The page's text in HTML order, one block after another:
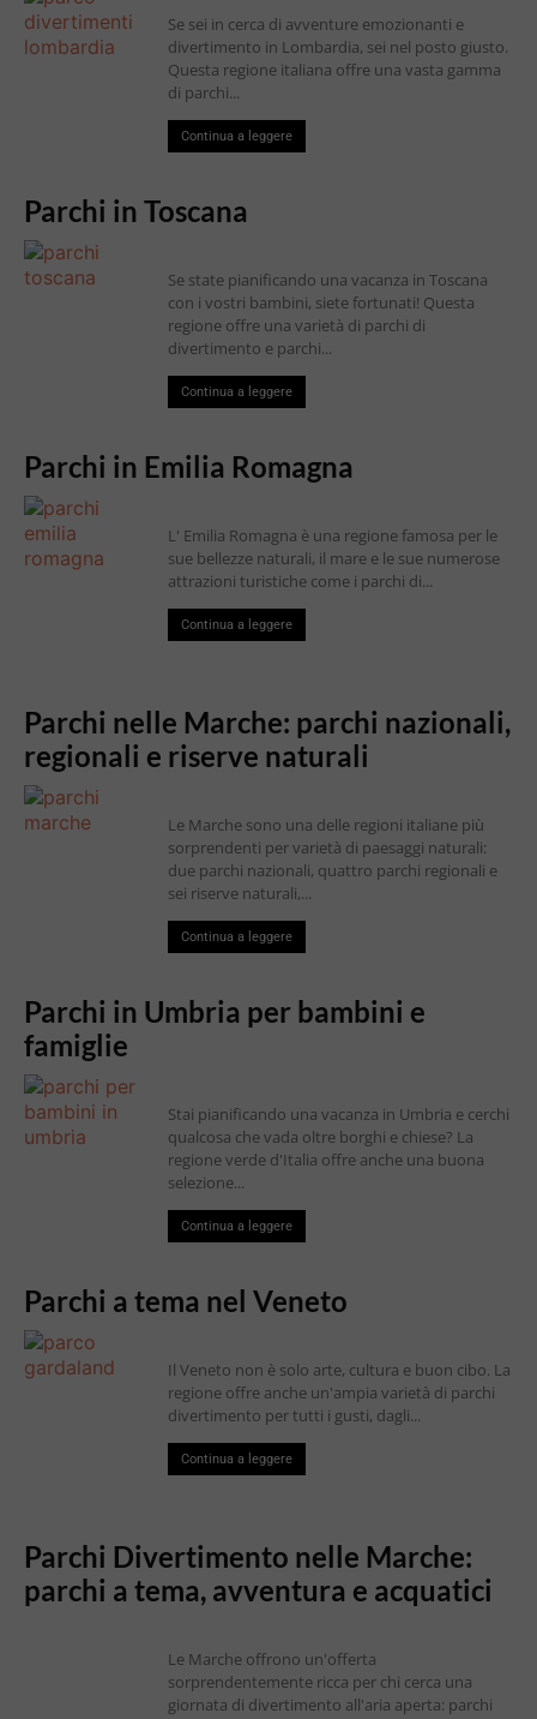
Se sei in cerca di avventure emozionanti e
divertimento in Lombardia, sei nel posto giusto.
Questa regione italiana offre una vasta gamma
di parchi...
Continua a leggere
Parchi in Toscana
Se state pianificando una vacanza in Toscana
con i vostri bambini, siete fortunati! Questa
regione offre una varietà di parchi di
divertimento e parchi...
Continua a leggere
Parchi in Emilia Romagna
L' Emilia Romagna è una regione famosa per le
sue bellezze naturali, il mare e le sue numerose
attrazioni turistiche come i parchi di...
Continua a leggere
Parchi nelle Marche: parchi nazionali,
regionali e riserve naturali
Le Marche sono una delle regioni italiane più
sorprendenti per varietà di paesaggi naturali:
due parchi nazionali, quattro parchi regionali e
sei riserve naturali,...
Continua a leggere
Parchi in Umbria per bambini e
famiglie
Stai pianificando una vacanza in Umbria e cerchi
qualcosa che vada oltre borghi e chiese? La
regione verde d'Italia offre anche una buona
selezione...
Continua a leggere
Parchi a tema nel Veneto
Il Veneto non è solo arte, cultura e buon cibo. La
regione offre anche un'ampia varietà di parchi
divertimento per tutti i gusti, dagli...
Continua a leggere
Parchi Divertimento nelle Marche:
parchi a tema, avventura e acquatici
Le Marche offrono un'offerta
sorprendentemente ricca per chi cerca una
giornata di divertimento all'aria aperta: parchi